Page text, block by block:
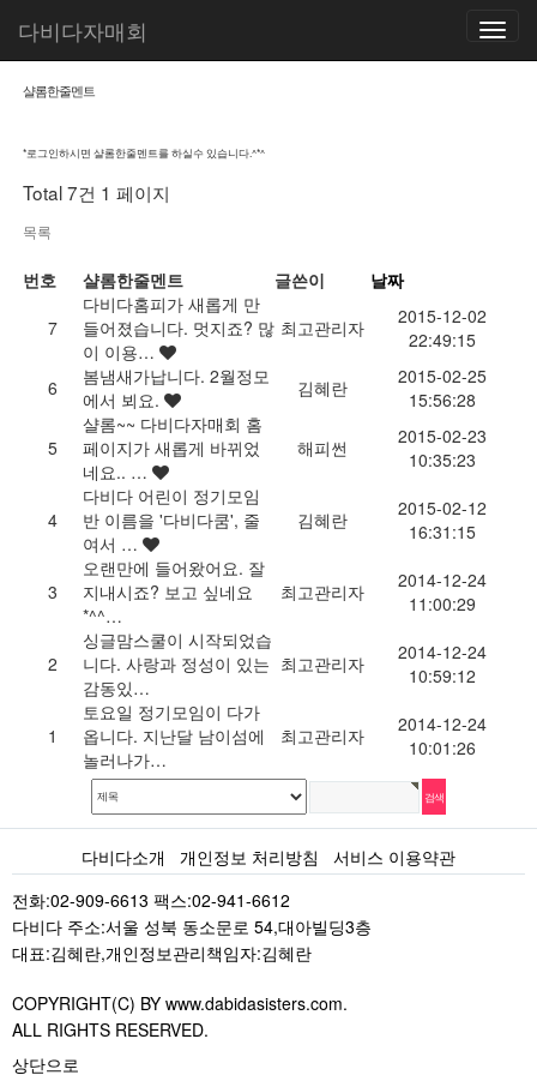
Toggle
다비다자매회
샬롬한줄멘트
*로그인하시면 샬롬한줄멘트를 하실수 있습니다.^*^
Total 7건 1 페이지
목록
번호 샬롬한줄멘트 글쓴이
날짜
7
다비다홈피가 새롭게 만
들어졌습니다. 멋지죠? 많
이 이용…
최고관리자
2015-12-02
22:49:15
6
봄냄새가납니다. 2월정모
에서 뵈요.
김혜란
2015-02-25
15:56:28
5
샬롬~~ 다비다자매회 홈
페이지가 새롭게 바뀌었
네요.. …
해피썬
2015-02-23
10:35:23
4
다비다 어린이 정기모임
반 이름을 '다비다쿰', 줄
여서 …
김혜란
2015-02-12
16:31:15
3
오랜만에 들어왔어요. 잘
지내시죠? 보고 싶네요
*^^…
최고관리자
2014-12-24
11:00:29
2
싱글맘스쿨이 시작되었습
니다. 사랑과 정성이 있는
감동있…
최고관리자
2014-12-24
10:59:12
1
토요일 정기모임이 다가
옵니다. 지난달 남이섬에
놀러나가…
최고관리자
2014-12-24
10:01:26
다비다소개 개인정보 처리방침
서비스 이용약관
전화:02-909-6613 팩스:02-941-6612
다비다 주소:서울 성북 동소문로 54,대아빌딩3층
대표:김혜란,개인정보관리책임자:김혜란
COPYRIGHT(C) BY www.dabidasisters.com.
ALL RIGHTS RESERVED.
상단으로